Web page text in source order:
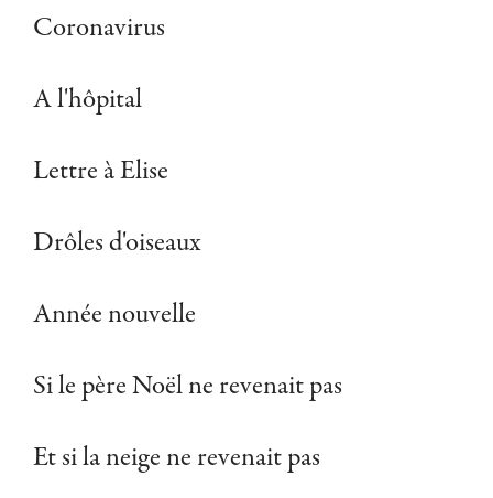
Coronavirus
A l'hôpital
Lettre à Elise
Drôles d'oiseaux
Année nouvelle
Si le père Noël ne revenait pas
Et si la neige ne revenait pas